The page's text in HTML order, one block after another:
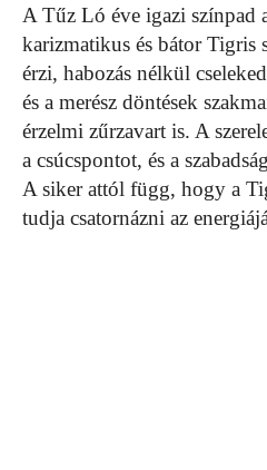
A Tűz Ló éve igazi színpad
karizmatikus és bátor Tigris
érzi, habozás nélkül
és a merész döntések
érzelmi zűrzavart is. A
a csúcspontot, és a
A siker attól függ, hogy a
tudja csatornázni az